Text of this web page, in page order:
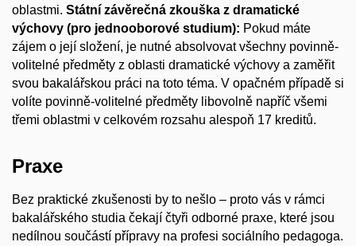
oblastmi. Státní závěrečná zkouška z dramatické
výchovy (pro jednooborové studium): Pokud máte
zájem o její složení, je nutné absolvovat všechny povinně-
volitelné předměty z oblasti dramatické výchovy a zaměřit
svou bakalářskou práci na toto téma. V opačném případě si
volíte povinně-volitelné předměty libovolně napříč všemi
třemi oblastmi v celkovém rozsahu alespoň 17 kreditů.
Praxe
Bez praktické zkušenosti by to nešlo – proto vás v rámci
bakalářského studia čekají čtyři odborné praxe, které jsou
nedílnou součástí přípravy na profesi sociálního pedagoga.